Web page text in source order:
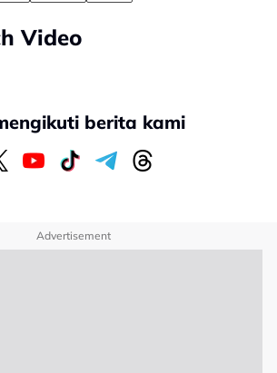
Video
berita kami
Advertisement